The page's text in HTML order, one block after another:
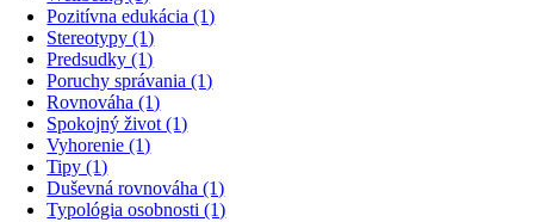
Pozitívna edukácia (1)
Stereotypy (1)
Predsudky (1)
Poruchy správania (1)
Rovnováha (1)
Spokojný život (1)
Vyhorenie (1)
Tipy (1)
Duševná rovnováha (1)
Typológia osobnosti (1)